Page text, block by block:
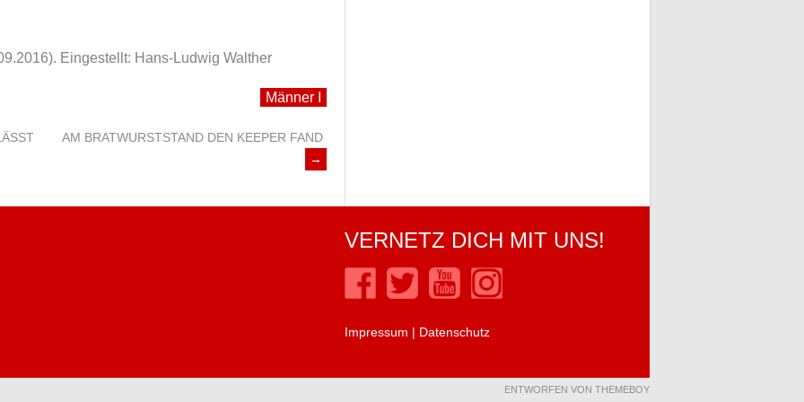
Eingestellt: Hans-Ludwig Walther
Männer I
AM BRATWURSTSTAND DEN KEEPER FAND
→
VERNETZ DICH MIT UNS!
Impressum | Datenschutz
ENTWORFEN VON THEMEBOY